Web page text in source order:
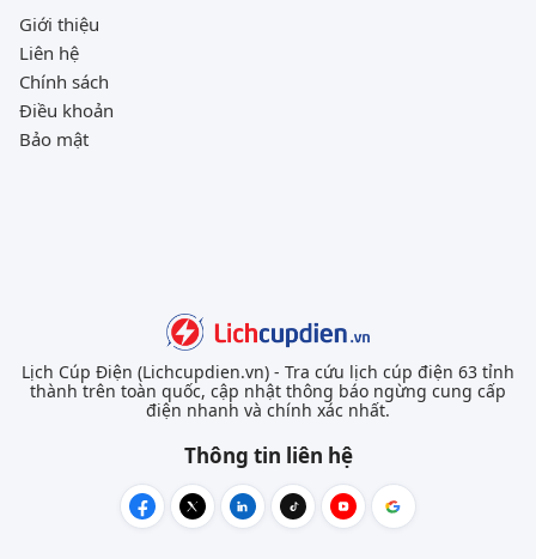
Giới thiệu
Liên hệ
Chính sách
Điều khoản
Bảo mật
Lịch Cúp Điện (Lichcupdien.vn) - Tra cứu lịch cúp điện 63 tỉnh
thành trên toàn quốc, cập nhật thông báo ngừng cung cấp
điện nhanh và chính xác nhất.
Thông tin liên hệ